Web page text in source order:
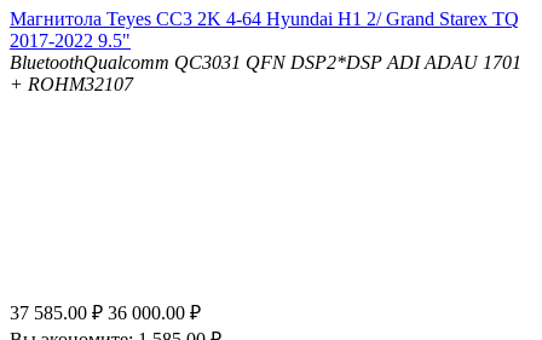
Магнитола Teyes CC3 2K 4-64 Hyundai H1 2/ Grand Starex TQ
2017-2022 9.5"
BluetoothQualcomm QC3031 QFN DSP2*DSP ADI ADAU 1701
+ ROHM32107
37 585.00 ₽ 36 000.00 ₽